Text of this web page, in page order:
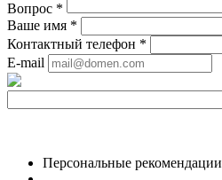
Вопрос *
Ваше имя *
Контактный телефон *
E-mail
Персональные рекомендации